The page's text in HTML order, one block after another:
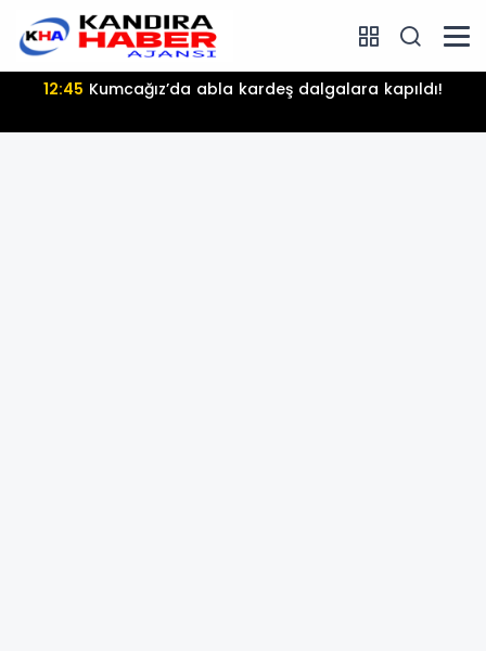
18:23Anahtar Parti Kandıra: "Fındık Üreticisi Belirsizlikle